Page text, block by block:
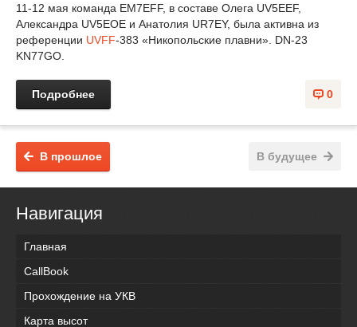
11-12 мая команда EM7EFF, в составе Олега UV5EEF,
Александра UV5EOE и Анатолия UR7EY, была активна из
референции UVFF-383 «Никопольские плавни». DN-23
KN77GO.
0
Подробнее
В будущее
В прошлое
Навигация
Главная
CallBook
Прохождение на УКВ
Карта высот